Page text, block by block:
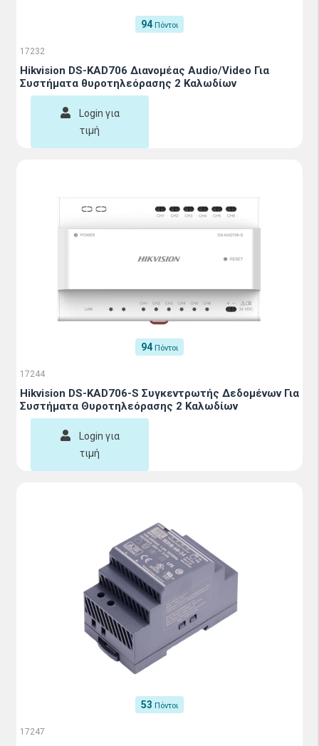
94 Πόντοι
17232
Hikvision DS-KAD706 Διανομέας Audio/Video Για
Συστήματα θυροτηλεόρασης 2 Καλωδίων
Login για
τιμή
94 Πόντοι
17244
Hikvision DS-KAD706-S Συγκεντρωτής Δεδομένων Για
Συστήματα Θυροτηλεόρασης 2 Καλωδίων
Login για
τιμή
53 Πόντοι
17247